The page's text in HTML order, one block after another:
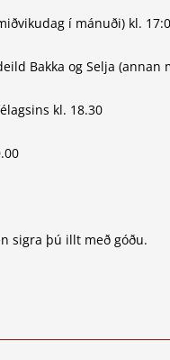
í mánuði) kl.
Bakka og Selja (annan
kl. 18.30
sigra þú illt með góðu.